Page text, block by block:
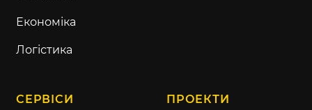
Економіка
Логістика
СЕРВІСИ ПРОЕКТИ